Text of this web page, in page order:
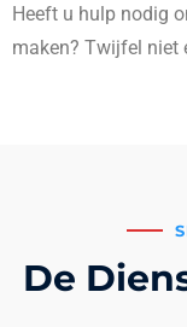
Heeft u hulp nodig
maken? Twijfel niet
De